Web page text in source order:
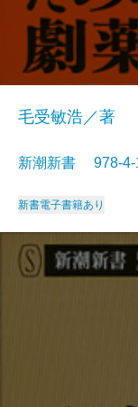
毛受敏浩／著
新潮新書 978-
新書電子書籍あり